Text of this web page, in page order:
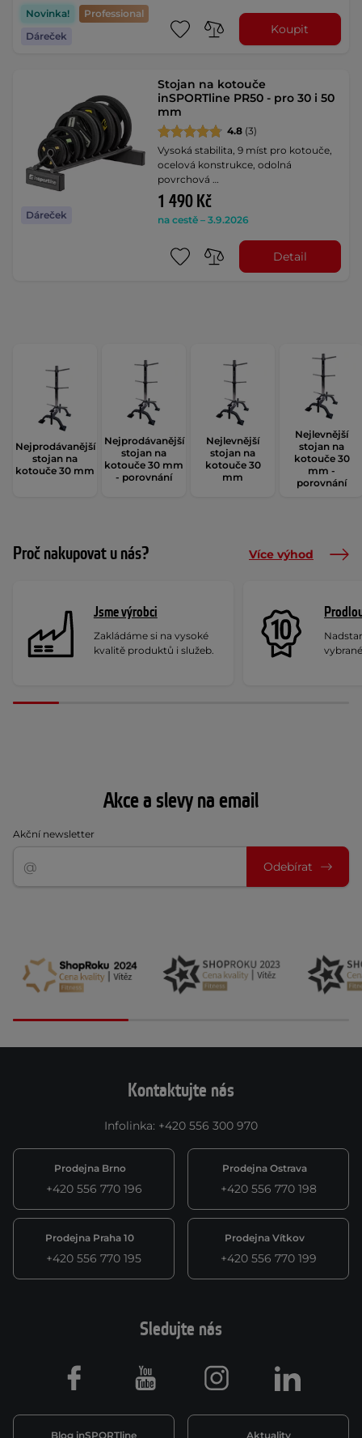
Novinka!
Professional
Dáreček
Koupit
Dáreček
Stojan na kotouče
inSPORTline PR50 - pro 30 i 50
mm
4.8 (3)
Vysoká stabilita, 9 míst pro kotouče,
ocelová konstrukce, odolná
povrchová …
1 490 Kč
na cestě – 3.9.2026
Detail
Nejprodávanější
stojan na
kotouče 30 mm
Nejprodávanější
stojan na
kotouče 30 mm
- porovnání
Nejlevnější
stojan na
kotouče 30
mm
Nejlevnější
stojan na
kotouče 30
mm -
porovnání
Proč nakupovat u nás? Více výhod
Jsme výrobci
Zakládáme si na vysoké
kvalitě produktů i služeb.
Akce a slevy na email
Akční newsletter
Odebírat
Kontaktujte nás
Infolinka: +420 556 300 970
Prodejna Brno
+420 556 770 196
Prodejna Ostrava
+420 556 770 198
Prodejna Praha 10
+420 556 770 195
Prodejna Vítkov
+420 556 770 199
Sledujte nás
Blog inSPORTline Aktuality
Facebook Youtube Instagram LinkedIn